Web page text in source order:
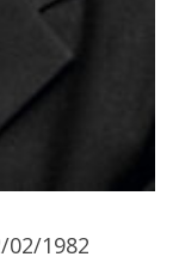
02/1982